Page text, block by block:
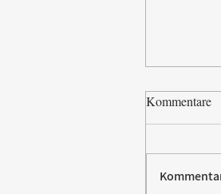
Kommentare